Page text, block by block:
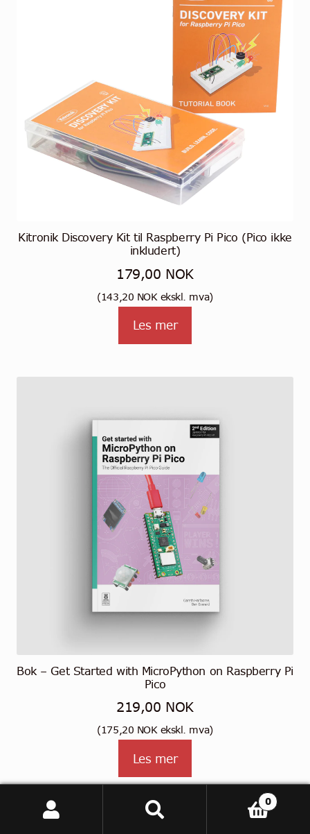
Kitronik Discovery Kit til Raspberry Pi Pico (Pico ikke
inkludert)
179,00 NOK
(143,20 NOKekskl. mva)
Les mer
Bok – Get Started with MicroPython on Raspberry Pi
Pico
219,00 NOK
(175,20 NOKekskl. mva)
Les mer
0